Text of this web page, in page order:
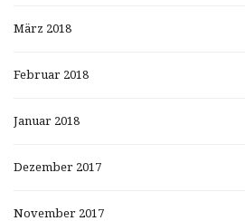
März 2018
Februar 2018
Januar 2018
Dezember 2017
November 2017